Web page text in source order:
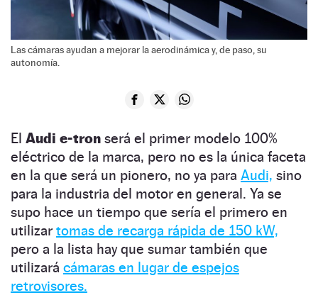
Las cámaras ayudan a mejorar la aerodinámica y, de paso, su
autonomía.
El Audi e-tron será el primer modelo 100%
eléctrico de la marca, pero no es la única faceta
en la que será un pionero, no ya para Audi, sino
para la industria del motor en general. Ya se
supo hace un tiempo que sería el primero en
utilizar tomas de recarga rápida de 150 kW,
pero a la lista hay que sumar también que
utilizará cámaras en lugar de espejos
retrovisores.